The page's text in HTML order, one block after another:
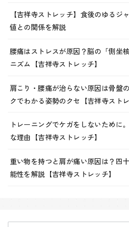
【吉祥寺ストレッチ】食後のゆるジ
値との関係を解説
腰痛はストレスが原因？脳の「側坐
ニズム【吉祥寺ストレッチ】
肩こり・腰痛が治らない原因は骨盤
クでわかる姿勢のクセ【吉祥寺ストレ
トレーニングでケガをしないために
な理由【吉祥寺ストレッチ】
重い物を持つと肩が痛い原因は？四
能性を解説【吉祥寺ストレッチ】